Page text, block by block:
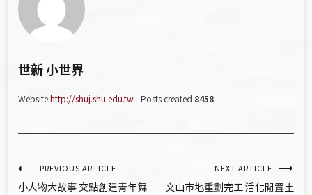
世新 小世界
Websitehttp://shuj.shu.edu.tw Posts created 8458
文
PREVIOUS ARTICLE
小人物大故事 交點創建青年舞
NEXT ARTICLE
文山市地重劃完工 活化閒置土